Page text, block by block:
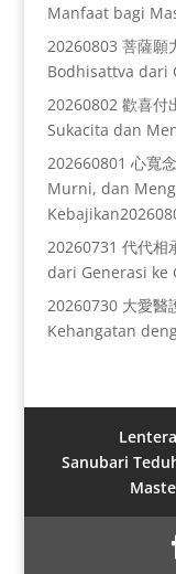
Manfaat bagi
20260803 菩薩
Bodhisattva dari
20260802 歡喜
Sukacita dan
202660801 心寬
Murni, dan
20260731 代代
dari Generasi ke
20260730 大愛
Kehangatan
Sanubari